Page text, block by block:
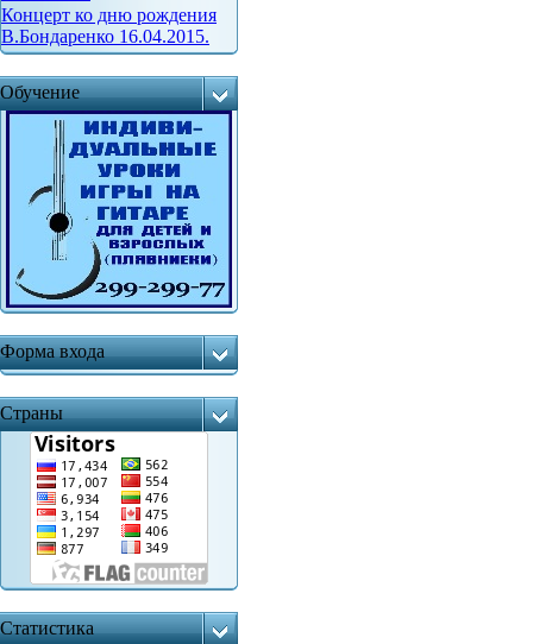
Концерт ко дню рождения
В.Бондаренко 16.04.2015.
Обучение
Форма входа
Страны
Статистика